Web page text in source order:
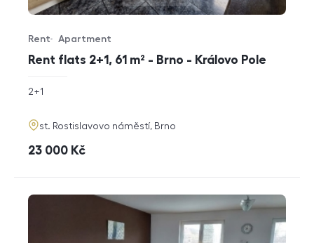
Rent flats 2+1, 61 m² - Brno - Královo Pole
Offer type
Rent
Property type
Apartment
rozměry
disposition
2+1
adresa
st. Rostislavovo náměstí, Brno
cena
23 000 Kč